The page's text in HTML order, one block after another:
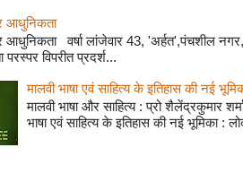
आधुनिकता
आधुनिकता वर्षा लांजेवार 43, 'अर्हत',पंचशील नगर,
विपरीत प्रदर्श...
मालवी भाषा एवं साहित्य के इतिहास की नई
मालवी भाषा और साहित्य : प्रो शैलेंद्रकुमार
भाषा एवं साहित्य के इतिहास की नई भूमिका :